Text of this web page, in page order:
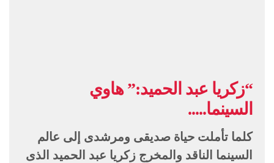
“زكريا عبد الحميد:” هاوي
السينما.....
كلما تأملت حياة صديقى ومرشدى إلى عالم
السينما الناقد والمخرج زكريا عبد الحميد الذى